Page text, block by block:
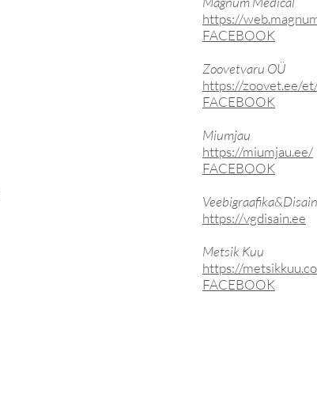
https://
FACEBOOK
Zoovetvaru OÜ
https://zoovet.ee/
FACEBOOK
Miumjau
https://miumjau.ee/
FACEBOOK
Veebigraafika&Disain
https://vgdisain.ee
Metsik Kuu
https://
FACEBOOK